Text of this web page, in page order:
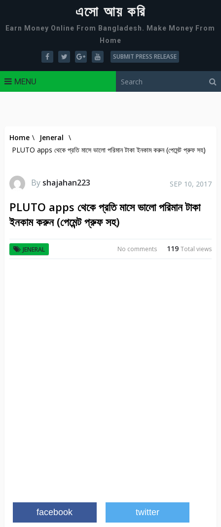
এসো আয় করি
Earn Money Online From Bangladesh. Make Money From
Home
SUBMIT PRESS RELEASE
MENU
Home \ Jeneral \
PLUTO apps থেকে প্রতি মাসে ভালো পরিমান টাকা ইনকাম করুন (পেমেন্ট প্রুফ সহ)
By shajahan223 SEP 10, 2017
PLUTO apps থেকে প্রতি মাসে ভালো পরিমান টাকা
ইনকাম করুন (পেমেন্ট প্রুফ সহ)
JENERAL 119Total views
No comments
facebook twitter